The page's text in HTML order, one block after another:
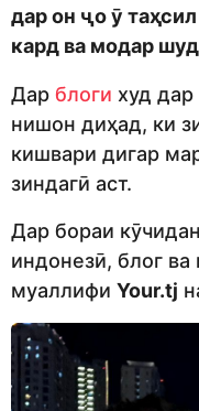
дар он ҷо ӯ
кард ва модар
Дар блоги худ
нишон диҳад, ки
кишвари дигар
зиндагӣ аст.
Дар бораи
индонезӣ, блог
муаллифи Your.tj